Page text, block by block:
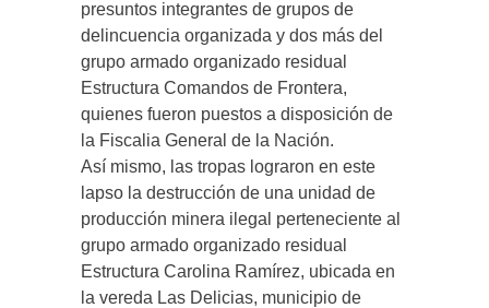
presuntos integrantes de grupos de
delincuencia organizada y dos más del
grupo armado organizado residual
Estructura Comandos de Frontera,
quienes fueron puestos a disposición de
la Fiscalia General de la Nación.
Así mismo, las tropas lograron en este
lapso la destrucción de una unidad de
producción minera ilegal perteneciente al
grupo armado organizado residual
Estructura Carolina Ramírez, ubicada en
la vereda Las Delicias, municipio de